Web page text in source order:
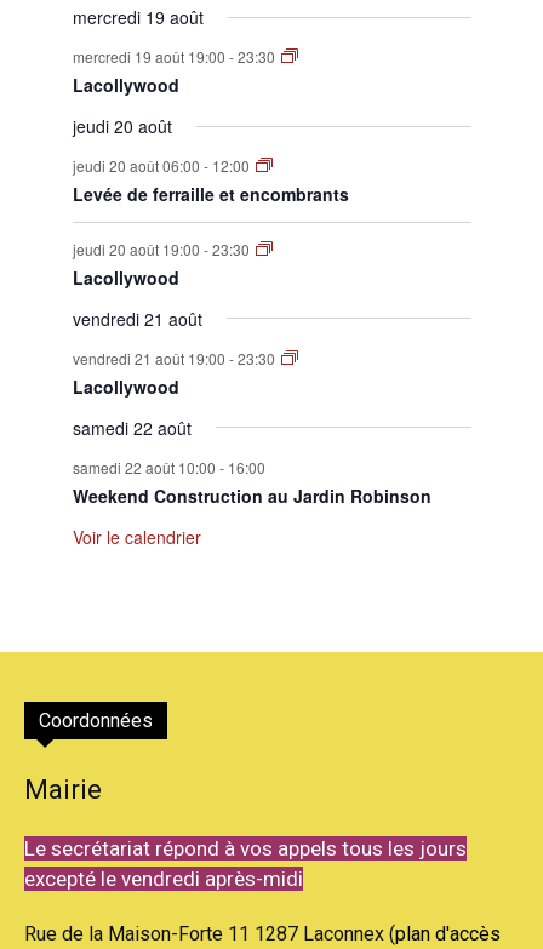
mercredi 19 août
mercredi 19 août 19:00 -23:30
Lacollywood
jeudi 20 août
jeudi 20 août 06:00 - 12:00
Levée de ferraille et encombrants
jeudi 20 août 19:00 -23:30
Lacollywood
vendredi 21 août
vendredi 21 août 19:00 -23:30
Lacollywood
samedi 22 août
samedi 22 août 10:00 - 16:00
Weekend Construction au Jardin Robinson
Voir le calendrier
Coordonnées
Mairie
Le secrétariat répond à vos appels tous les jours
excepté le vendredi après-midi
Rue de la Maison-Forte 11 1287 Laconnex (plan d'accès